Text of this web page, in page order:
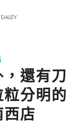
DAISY
還有刀
分明的
店